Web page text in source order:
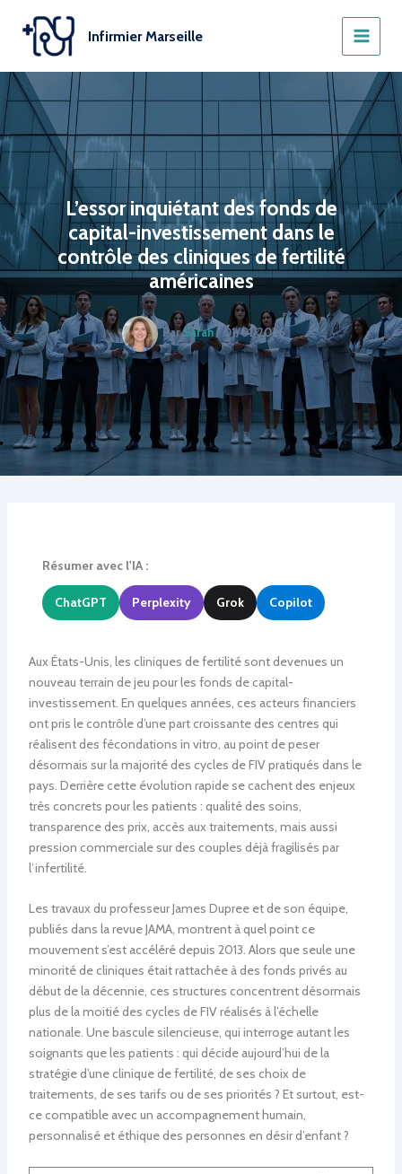
contenu
Infirmier Marseille
L’essor inquiétant des fonds de
capital-investissement dans le
contrôle des cliniques de fertilité
américaines
ParSarah/01/01/2026
Résumer avec l'IA :
ChatGPT Perplexity Grok Copilot
Aux États-Unis, les cliniques de fertilité sont devenues un
nouveau terrain de jeu pour les fonds de capital-
investissement. En quelques années, ces acteurs financiers
ont pris le contrôle d’une part croissante des centres qui
réalisent des fécondations in vitro, au point de peser
désormais sur la majorité des cycles de FIV pratiqués dans le
pays. Derrière cette évolution rapide se cachent des enjeux
très concrets pour les patients : qualité des soins,
transparence des prix, accès aux traitements, mais aussi
pression commerciale sur des couples déjà fragilisés par
l’infertilité.
Les travaux du professeur James Dupree et de son équipe,
publiés dans la revue JAMA, montrent à quel point ce
mouvement s’est accéléré depuis 2013. Alors que seule une
minorité de cliniques était rattachée à des fonds privés au
début de la décennie, ces structures concentrent désormais
plus de la moitié des cycles de FIV réalisés à l’échelle
nationale. Une bascule silencieuse, qui interroge autant les
soignants que les patients : qui décide aujourd’hui de la
stratégie d’une clinique de fertilité, de ses choix de
traitements, de ses tarifs ou de ses priorités ? Et surtout, est-
ce compatible avec un accompagnement humain,
personnalisé et éthique des personnes en désir d’enfant ?